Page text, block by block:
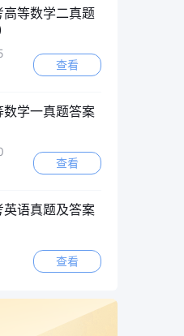
等数学二真题
查看
学一真题答案
查看
语真题及答案
查看